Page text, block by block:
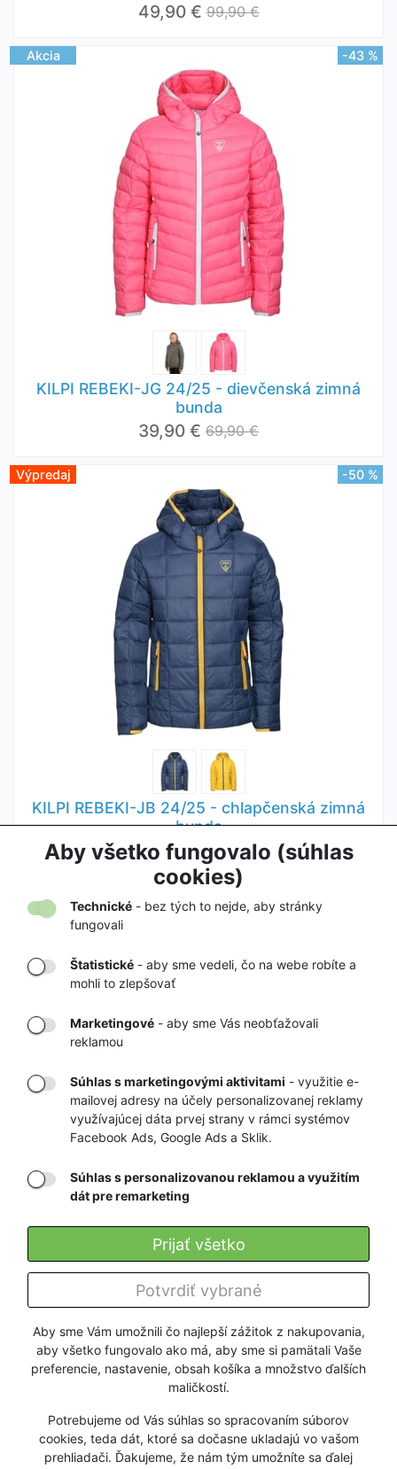
Aby všetko fungovalo (súhlas
cookies)
Aby sme Vám umožnili čo najlepší zážitok z nakupovania,
aby všetko fungovalo ako má, aby sme si pamätali Vaše
preferencie, nastavenie, obsah košíka a množstvo ďalších
maličkostí.
Potrebujeme od Vás súhlas so spracovaním súborov
cookies, teda dát, ktoré sa dočasne ukladajú vo vašom
prehliadači. Ďakujeme, že nám tým umožníte sa ďalej
Technické - bez tých to nejde, aby stránky
fungovali
Štatistické - aby sme vedeli, čo na webe robíte a
mohli to zlepšovať
Marketingové - aby sme Vás neobťažovali
reklamou
Súhlas s marketingovými aktivitami - využitie e-
mailovej adresy na účely personalizovanej reklamy
využívajúcej dáta prvej strany v rámci systémov
Facebook Ads, Google Ads a Sklik.
Súhlas s personalizovanou reklamou a využitím
dát pre remarketing
Potvrdiť vybrané
Prijať všetko
49,90 € 99,90 €
Akcia -43 %
KILPI REBEKI-JG 24/25 - dievčenská zimná
bunda
39,90 € 69,90 €
Výpredaj -50 %
KILPI REBEKI-JB 24/25 - chlapčenská zimná
bunda
34,90 € 69,90 €
DORUČENIE
TOVARU AŽ K
VÁM DOMOV
OBCHOD
RÝCHLE
DORUČENIE
GARANCIA
VRÁTENIA PEŇAZÍ
Firmy a organizácie